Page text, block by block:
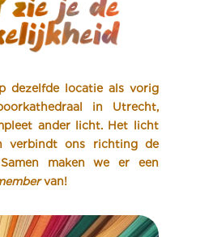
dezelfde locatie als vorig
in Utrecht,
ander licht. Het licht
verbindt ons richting de
maken we er een
van!